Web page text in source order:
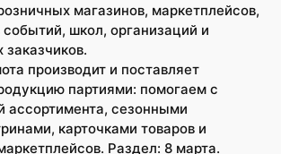
магазинов, маркетплейсов,
событий, школ, организаций и
заказчиков.
производит и поставляет
партиями: помогаем с
ассортимента, сезонными
карточками товаров и
Раздел: 8 марта.